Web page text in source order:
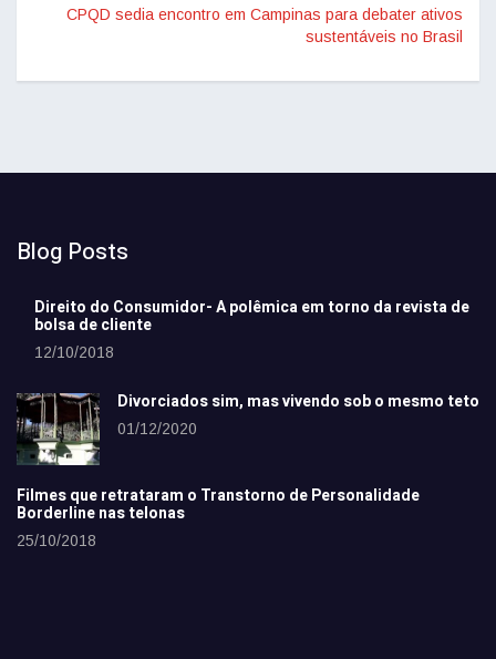
CPQD sedia encontro em Campinas para debater ativos
sustentáveis no Brasil
Blog Posts
Direito do Consumidor- A polêmica em torno da revista de
bolsa de cliente
12/10/2018
Divorciados sim, mas vivendo sob o mesmo teto
01/12/2020
Filmes que retrataram o Transtorno de Personalidade
Borderline nas telonas
25/10/2018